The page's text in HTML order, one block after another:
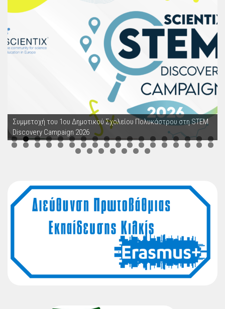
Συμμετοχή του 1ου Δημοτικού Σχολείου Πολυκάστρου στη STEM
Discovery Campaign 2026